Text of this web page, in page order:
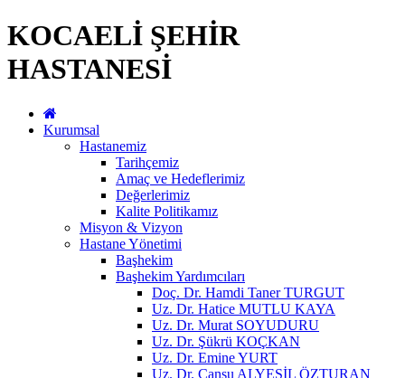
KOCAELİ ŞEHİR
HASTANESİ
Kurumsal
Hastanemiz
Tarihçemiz
Amaç ve Hedeflerimiz
Değerlerimiz
Kalite Politikamız
Misyon & Vizyon
Hastane Yönetimi
Başhekim
Başhekim Yardımcıları
Doç. Dr. Hamdi Taner TURGUT
Uz. Dr. Hatice MUTLU KAYA
Uz. Dr. Murat SOYUDURU
Uz. Dr. Şükrü KOÇKAN
Uz. Dr. Emine YURT
Uz. Dr. Cansu ALYEŞİL ÖZTURAN